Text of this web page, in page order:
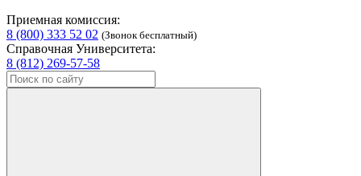
Приемная комиссия:
8 (800) 333 52 02 (Звонок бесплатный)
Справочная Университета:
8 (812) 269-57-58